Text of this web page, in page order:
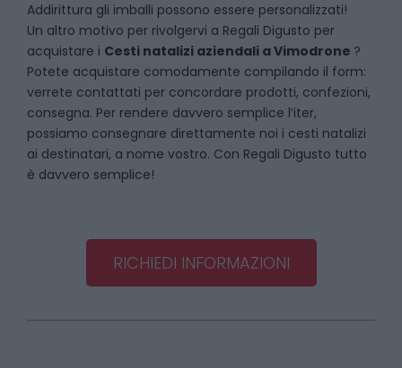
Addirittura gli imballi possono essere personalizzati!
Un altro motivo per rivolgervi a Regali Digusto per
acquistare i Cesti natalizi aziendali aVimodrone ?
Potete acquistare comodamente compilando il form:
verrete contattati per concordare prodotti, confezioni,
consegna. Per rendere davvero semplice l’iter,
possiamo consegnare direttamente noi i cesti natalizi
ai destinatari, a nome vostro. Con Regali Digusto tutto
è davvero semplice!
RICHIEDI INFORMAZIONI